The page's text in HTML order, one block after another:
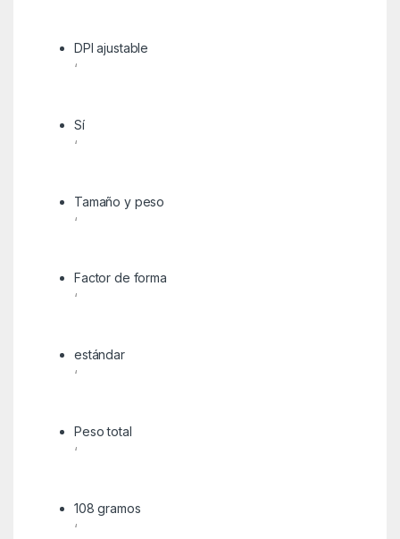
DPI ajustable
‘
Sí
‘
Tamaño y peso
‘
Factor de forma
‘
estándar
‘
Peso total
‘
108 gramos
‘